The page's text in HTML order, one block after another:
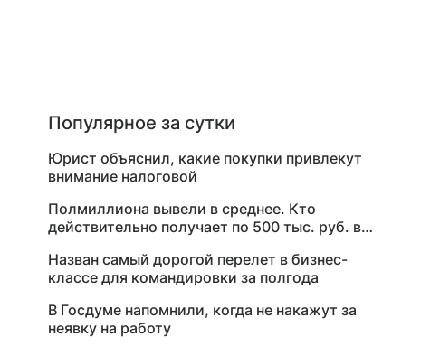
Популярное за сутки
Юрист объяснил, какие покупки привлекут
внимание налоговой
Полмиллиона вывели в среднее. Кто
действительно получает по 500 тыс. руб. в
Назван самый дорогой перелет в бизнес-
классе для командировки за полгода
В Госдуме напомнили, когда не накажут за
неявку на работу